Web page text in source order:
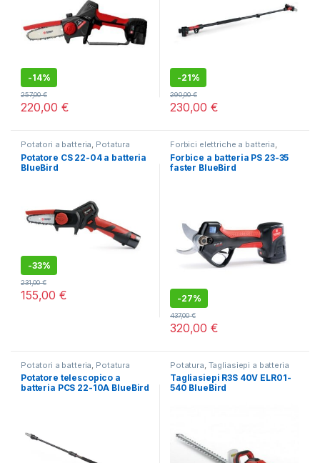
-14%
220,00€
257,00€
-21%
230,00€
290,00€
Potatori a batteria, Potatura
Potatore CS 22-04 a batteria
BlueBird
-33%
155,00€
231,00€
Forbici elettriche a batteria,
Potatura
Forbice a batteria PS 23-35
faster BlueBird
-27%
320,00€
437,00€
Potatori a batteria Potatura
Potatore telescopico a
batteria PCS 22-10A BlueBird
Potatura Tagliasiepi a batteria
Tagliasiepi R3S 40V ELR01-
540 BlueBird